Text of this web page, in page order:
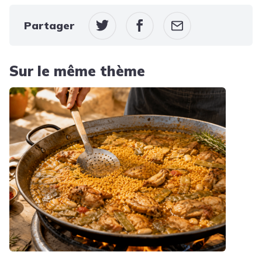
Partager
Sur le même thème